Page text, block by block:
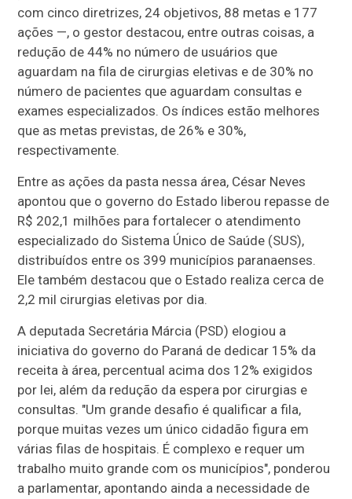
com cinco diretrizes, 24 objetivos, 88 metas e 177
ações —, o gestor destacou, entre outras coisas, a
redução de 44% no número de usuários que
aguardam na fila de cirurgias eletivas e de 30% no
número de pacientes que aguardam consultas e
exames especializados. Os índices estão melhores
que as metas previstas, de 26% e 30%,
respectivamente.
Entre as ações da pasta nessa área, César Neves
apontou que o governo do Estado liberou repasse de
R$ 202,1 milhões para fortalecer o atendimento
especializado do Sistema Único de Saúde (SUS),
distribuídos entre os 399 municípios paranaenses.
Ele também destacou que o Estado realiza cerca de
2,2 mil cirurgias eletivas por dia.
A deputada Secretária Márcia (PSD) elogiou a
iniciativa do governo do Paraná de dedicar 15% da
receita à área, percentual acima dos 12% exigidos
por lei, além da redução da espera por cirurgias e
consultas. "Um grande desafio é qualificar a fila,
porque muitas vezes um único cidadão figura em
várias filas de hospitais. É complexo e requer um
trabalho muito grande com os municípios", ponderou
a parlamentar, apontando ainda a necessidade de